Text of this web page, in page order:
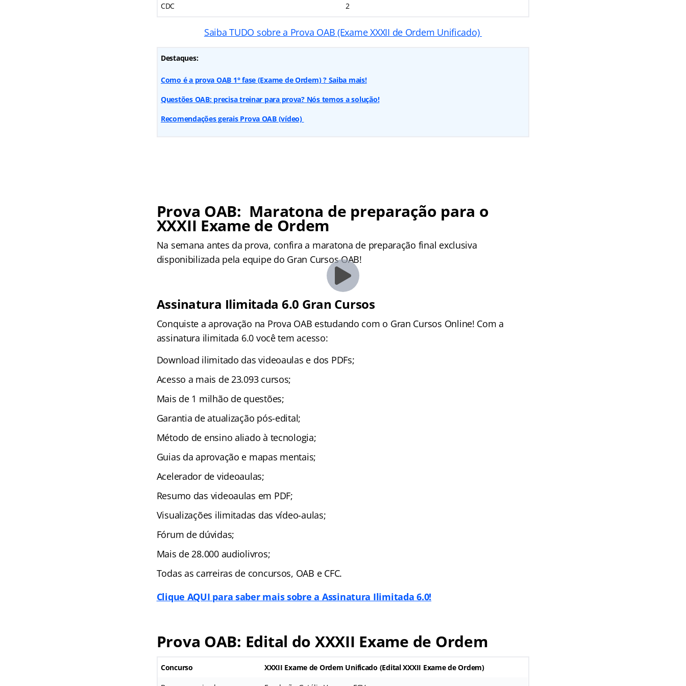
CDC 2
Saiba TUDO sobre a Prova OAB (Exame XXXII de Ordem Unificado)
Destaques:
Como é a prova OAB 1° fase (Exame de Ordem) ? Saiba mais!
Questões OAB: precisa treinar para prova? Nós temos a solução!
Recomendações gerais Prova OAB (vídeo)
Prova OAB: Maratona de preparação para o
XXXII Exame de Ordem
Na semana antes da prova, confira a maratona de preparação final exclusiva
disponibilizada pela equipe do Gran Cursos OAB!
Assinatura Ilimitada 6.0 Gran Cursos
Conquiste a aprovação na Prova OAB estudando com o Gran Cursos Online! Com a
assinatura ilimitada 6.0 você tem acesso:
Download ilimitado das videoaulas e dos PDFs;
Acesso a mais de 23.093 cursos;
Mais de 1 milhão de questões;
Garantia de atualização pós-edital;
Método de ensino aliado à tecnologia;
Guias da aprovação e mapas mentais;
Acelerador de videoaulas;
Resumo das videoaulas em PDF;
Visualizações ilimitadas das vídeo-aulas;
Fórum de dúvidas;
Mais de 28.000 audiolivros;
Todas as carreiras de concursos, OAB e CFC.
Clique AQUI para saber mais sobre a Assinatura Ilimitada 6.0!
Prova OAB: Edital do XXXII Exame de Ordem
Concurso XXXII Exame de Ordem Unificado (Edital XXXII Exame de Ordem)